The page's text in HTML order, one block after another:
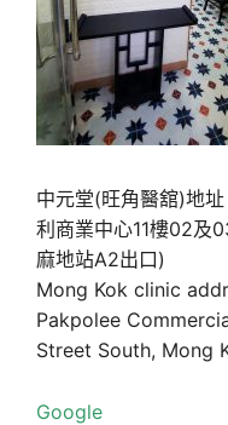
中元堂(旺角醫舘)地
利商業中心11樓02及
麻地站A2出口)
Mong Kok clinic
Pakpolee
Street South, Mong
Google